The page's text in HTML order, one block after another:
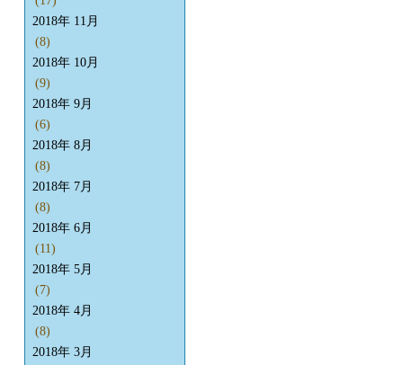
2018年 11月
(8)
2018年 10月
(9)
2018年 9月
(6)
2018年 8月
(8)
2018年 7月
(8)
2018年 6月
(11)
2018年 5月
(7)
2018年 4月
(8)
2018年 3月